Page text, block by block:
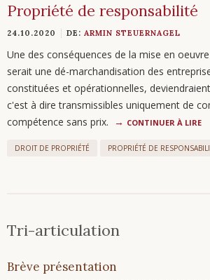
Propriété de responsabilité
24.10.2020 DE: ARMIN STEUERNAGEL
Une des conséquences de la mise en
serait une dé-marchandisation des
constituées et opérationnelles,
c'est à dire transmissibles uniquement de
compétence sans prix.
CONTINUER À LIRE
DROIT DE PROPRIÉTÉ PROPRIÉTÉ DE
Tri-articulation
Aller
au
Brève présentation